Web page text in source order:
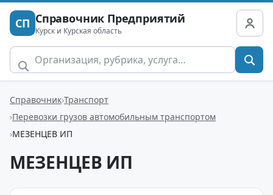
СП Справочник Предприятий
Курск и Курская область
Справочник Транспорт
Перевозки грузов автомобильным транспортом
МЕЗЕНЦЕВ ИП
МЕЗЕНЦЕВ ИП